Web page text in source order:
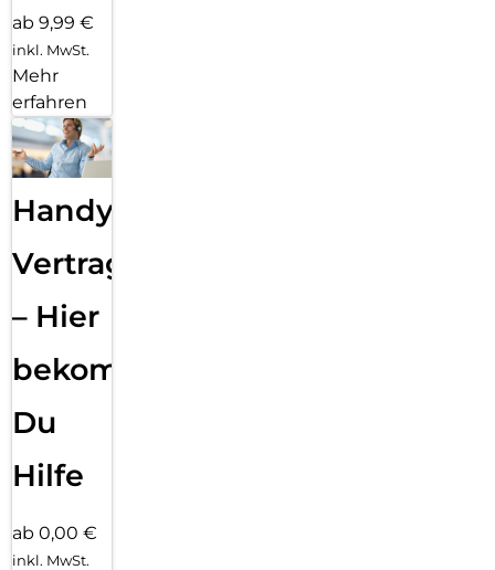
ab 9,99 €
inkl. MwSt.
Mehr
erfahren
Handy
Vertragsabwicklung
– Hier
bekommst
Du
Hilfe
ab 0,00 €
inkl. MwSt.